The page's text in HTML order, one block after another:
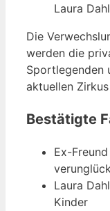
Laura
Die
werden die
Sportlegenden
aktuellen
Bestätigte
Ex-
Laura
Kinder